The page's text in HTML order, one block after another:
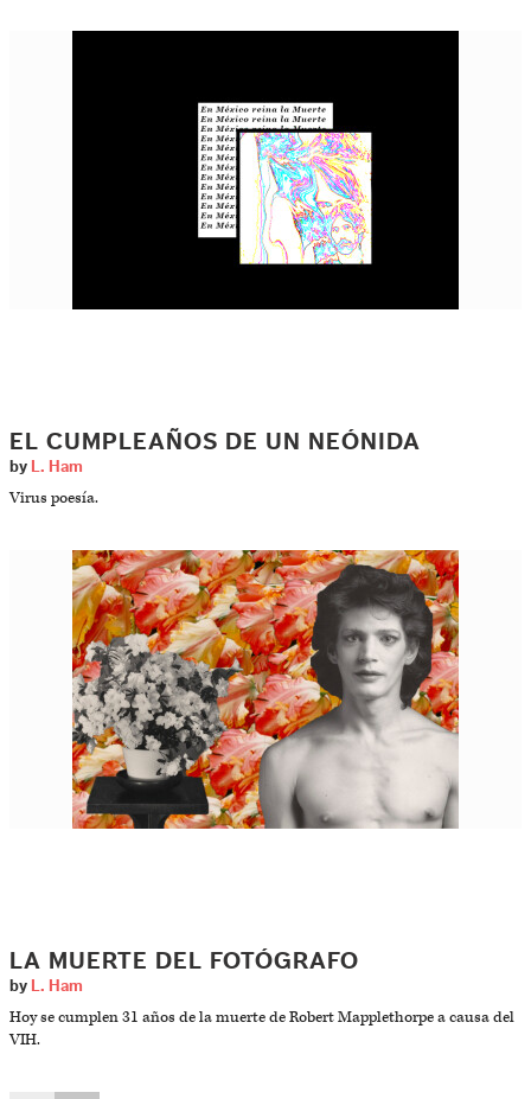
EL CUMPLEAÑOS DE UN NEÓNIDA
by L. Ham
Virus poesía.
LA MUERTE DEL FOTÓGRAFO
by L. Ham
Hoy se cumplen 31 años de la muerte de Robert Mapplethorpe a causa del
VIH.